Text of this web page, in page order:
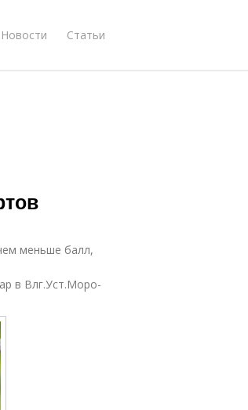
Новости Статьи
меньше балл,
в Влг.Уст.Моро-